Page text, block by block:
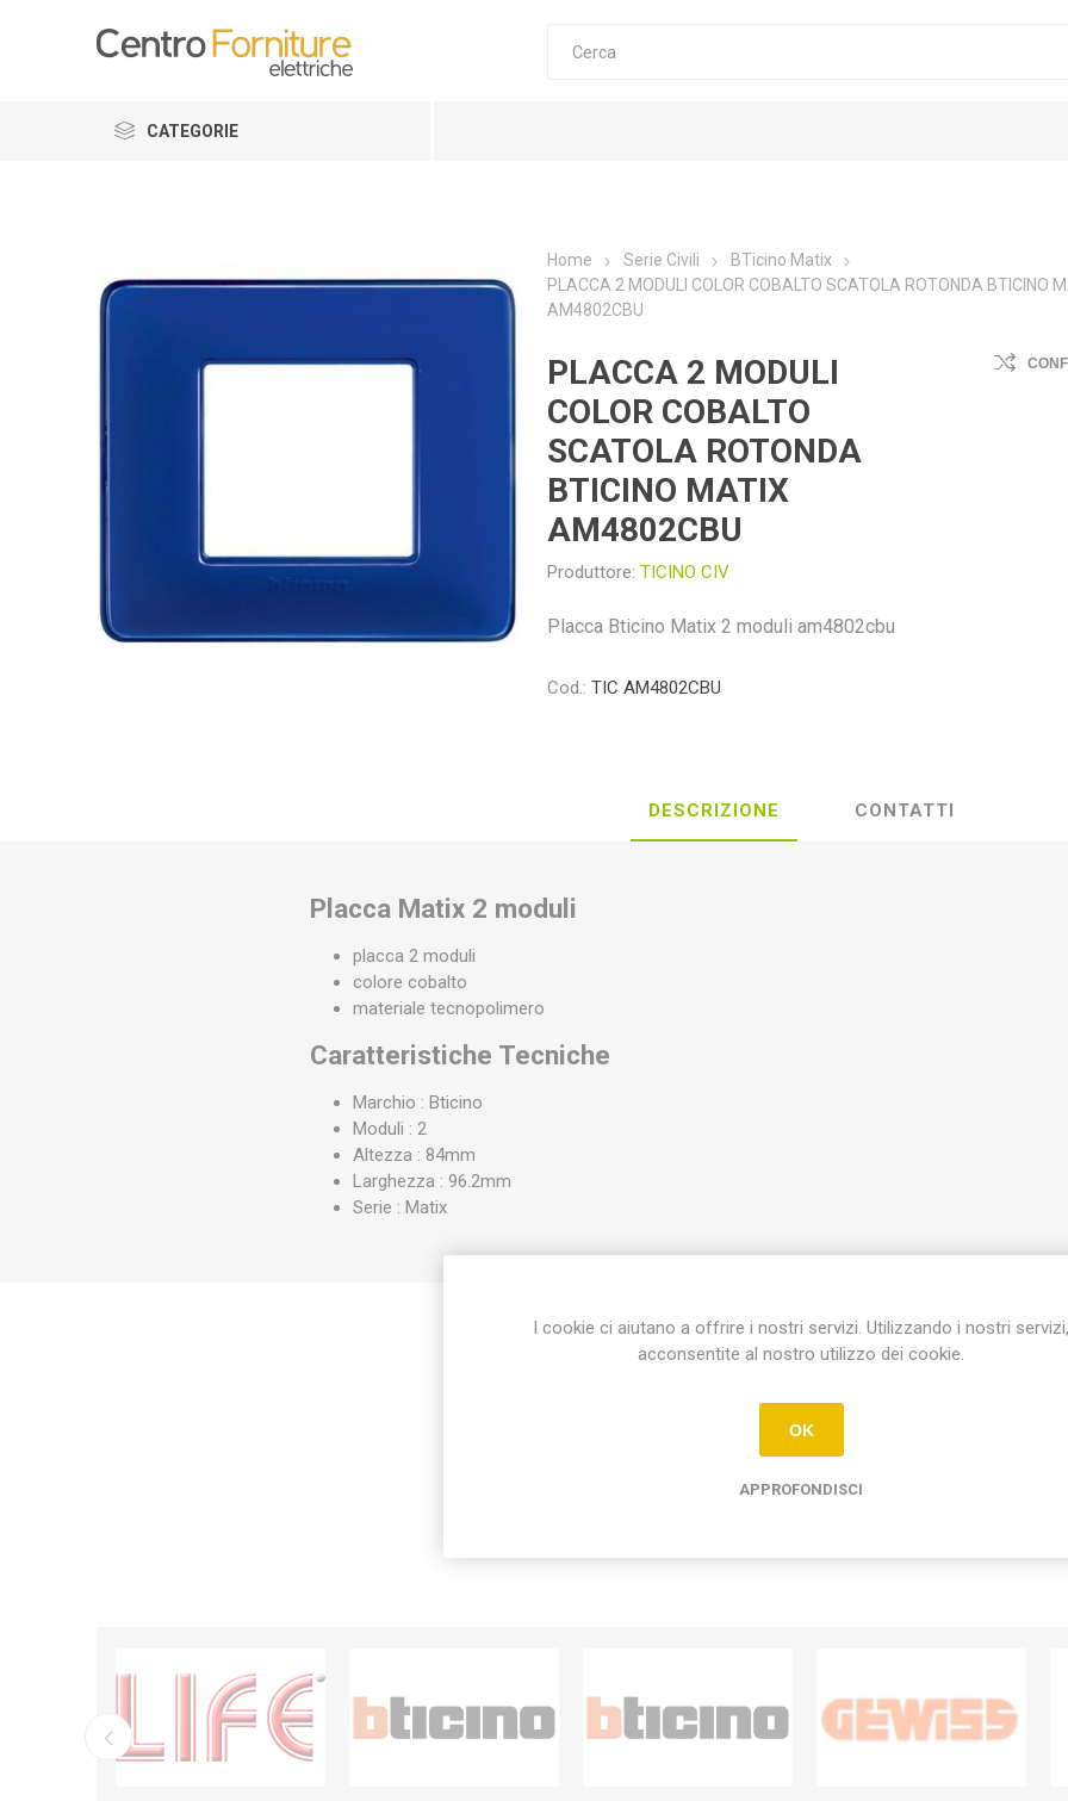
CATEGORIE
Home Serie Civili
BTicino Matix
PLACCA 2 MODULI COLOR COBALTO SCATOLA ROTONDA BTICINO
AM4802CBU
PLACCA 2 MODULI
COLOR COBALTO
SCATOLA ROTONDA
BTICINO MATIX
AM4802CBU
Produttore: TICINO CIV
Placca Bticino Matix 2 moduli am4802cbu
Cod.: TIC AM4802CBU
DESCRIZIONE CONTATTI
Placca Matix 2 moduli
placca 2 moduli
colore cobalto
materiale tecnopolimero
Caratteristiche Tecniche
Marchio : Bticino
Moduli : 2
Altezza : 84mm
Larghezza : 96.2mm
Serie : Matix
Etichetta del prodotto
placca matix 2 moduli
I cookie ci aiutano a offrire i nostri servizi. Utilizzando i nostri servizi,
acconsentite al nostro utilizzo dei cookie.
OK
APPROFONDISCI